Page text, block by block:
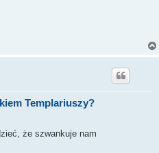
Templariuszy?
że szwankuje nam